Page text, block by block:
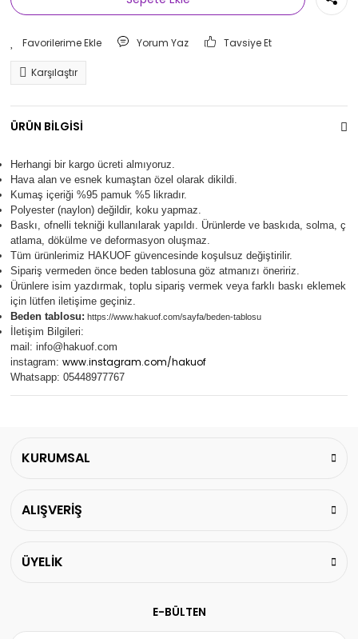
Yorum Yaz Tavsiye Et
Karşılaştır
ÜRÜN BİLGİSİ
Herhangi bir kargo ücreti almıyoruz.
Hava alan ve esnek kumaştan özel olarak dikildi.
Kumaş içeriği %95 pamuk %5 likradır.
Polyester (naylon) değildir, koku yapmaz.
Baskı, ofnelli tekniği kullanılarak yapıldı. Ürünlerde ve baskıda, solma, ç
atlama, dökülme ve deformasyon oluşmaz.
Tüm ürünlerimiz HAKUOF güvencesinde koşulsuz değiştirilir.
Sipariş vermeden önce beden tablosuna göz atmanızı öneririz.
Ürünlere isim yazdırmak, toplu sipariş vermek veya farklı baskı eklemek
için lütfen iletişime geçiniz.
Beden tablosu: https://www.hakuof.com/sayfa/beden-tablosu
İletişim Bilgileri:
mail: info@hakuof.com
instagram: www.instagram.com/hakuof
Whatsapp: 05448977767
KURUMSAL
ALIŞVERİŞ
ÜYELİK
E-BÜLTEN